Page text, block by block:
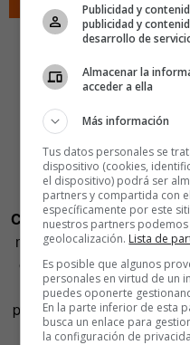
Y para demostrarlo, han
narrativa audiovisual
por las calles de Nueva
«Caminar por la ciudad
mirada», comentan
Cameras;«lo cotidiano se
metro, el bar de la
espacios por los que nos
demasiada atención se
película que son
para quien los
Publicidad y
publicidad y
desarrollo de
Almacenar la
acceder a ella
Más información
Tus datos personales se
dispositivo (cookies,
el dispositivo) podrá ser
partners y compartida con
específicamente por este
nuestros partners
geolocalización. Lista de
Es posible que algunos
personales en virtud de un
puedes oponerte
En la parte inferior de esta
busca un enlace para
la configuración de